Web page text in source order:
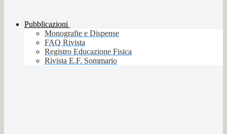
Pubblicazioni
Monografie e Dispense
FAQ Rivista
Registro Educazione Fisica
Rivista E.F. Sommario